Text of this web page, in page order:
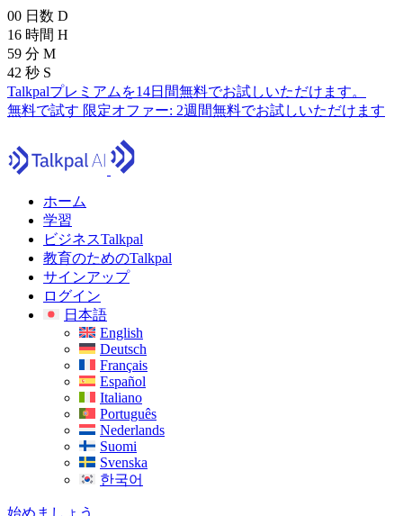
00 日数 D
16 時間 H
59 分 M
41 秒 S
Talkpalプレミアムを14日間無料でお試しいただけます。
無料で試す 限定オファー: 2週間無料でお試しいただけます
ホーム
学習
ビジネスTalkpal
教育のためのTalkpal
サインアップ
ログイン
日本語
English
Deutsch
Français
Español
Italiano
Português
Nederlands
Suomi
Svenska
한국어
始めましょう